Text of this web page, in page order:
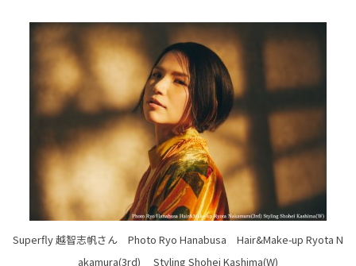
Superfly 越智志帆さん Photo Ryo Hanabusa Hair&Make-up Ryota N
akamura(3rd) Styling Shohei Kashima(W)